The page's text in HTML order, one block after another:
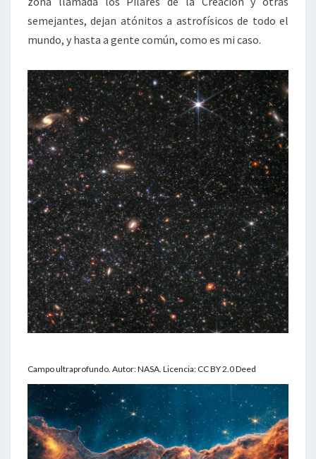
semejantes, dejan atónitos a astrofísicos de todo el
mundo, y hasta a gente común, como es mi caso.
Campo ultraprofundo. Autor: NASA. Licencia: CC BY 2.0 Deed